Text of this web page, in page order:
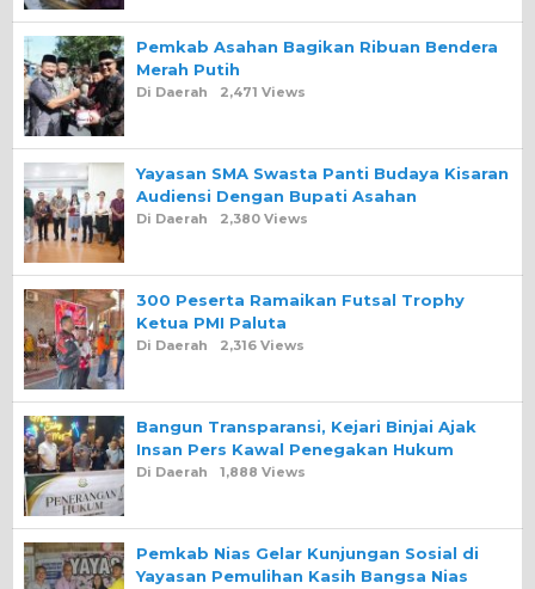
Pemkab Asahan Bagikan Ribuan Bendera
Merah Putih
Di Daerah 2,471 Views
Yayasan SMA Swasta Panti Budaya Kisaran
Audiensi Dengan Bupati Asahan
Di Daerah 2,380 Views
300 Peserta Ramaikan Futsal Trophy
Ketua PMI Paluta
Di Daerah 2,316 Views
Bangun Transparansi, Kejari Binjai Ajak
Insan Pers Kawal Penegakan Hukum
Di Daerah 1,888 Views
Pemkab Nias Gelar Kunjungan Sosial di
Yayasan Pemulihan Kasih Bangsa Nias